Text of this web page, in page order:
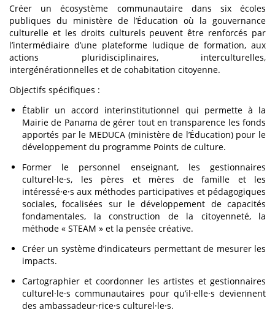
Créer un écosystème communautaire dans six écoles
publiques du ministère de l’Éducation où la gouvernance
culturelle et les droits culturels peuvent être renforcés par
l’intermédiaire d’une plateforme ludique de formation, aux
actions pluridisciplinaires, interculturelles,
intergénérationnelles et de cohabitation citoyenne.
Objectifs spécifiques :
Établir un accord interinstitutionnel qui permette à la
Mairie de Panama de gérer tout en transparence les fonds
apportés par le MEDUCA (ministère de l’Éducation) pour le
développement du programme Points de culture.
Former le personnel enseignant, les gestionnaires
culturel·le·s, les pères et mères de famille et les
intéressé·e·s aux méthodes participatives et pédagogiques
sociales, focalisées sur le développement de capacités
fondamentales, la construction de la citoyenneté, la
méthode « STEAM » et la pensée créative.
Créer un système d’indicateurs permettant de mesurer les
impacts.
Cartographier et coordonner les artistes et gestionnaires
culturel·le·s communautaires pour qu’il·elle·s deviennent
des ambassadeur·rice·s culturel·le·s.